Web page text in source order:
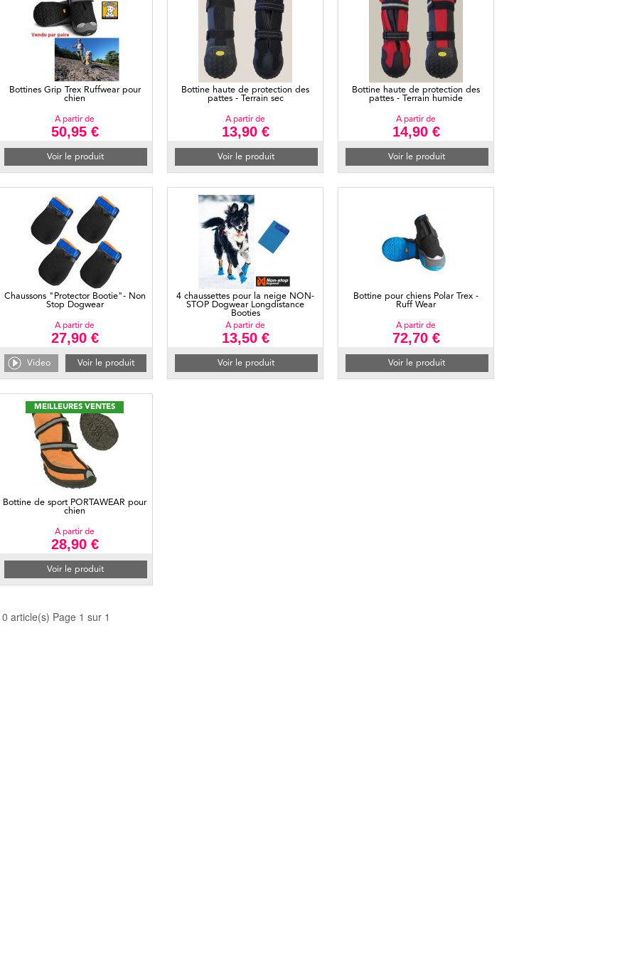
Bottines Grip Trex Ruffwear pour
chien
A partir de
50,95 €
Voir le produit
Bottine haute de protection des
pattes - Terrain sec
A partir de
13,90 €
Voir le produit
Bottine haute de protection des
pattes - Terrain humide
A partir de
14,90 €
Voir le produit
Chaussons "Protector Bootie"- Non
Stop Dogwear
A partir de
27,90 €
Video Voir le produit
4 chaussettes pour la neige NON-
STOP Dogwear Longdistance
Booties
A partir de
13,50 €
Voir le produit
Bottine pour chiens Polar Trex -
Ruff Wear
A partir de
72,70 €
Voir le produit
MEILLEURES VENTES
Bottine de sport PORTAWEAR pour
chien
A partir de
28,90 €
Voir le produit
article(s) Page 1 sur 1